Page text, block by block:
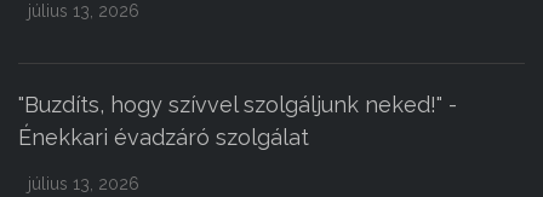
július 13, 2026
"Buzdíts, hogy szívvel szolgáljunk neked!" -
Énekkari évadzáró szolgálat
július 13, 2026